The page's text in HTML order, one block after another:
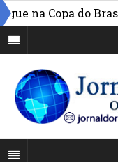
Copa do Brasil »